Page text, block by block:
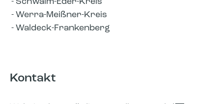
Werra-Meißner-Kreis
Waldeck-Frankenberg
Kontakt